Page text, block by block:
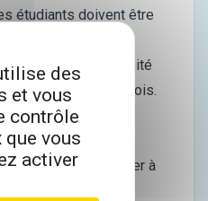
étudiants doivent être
dans une université
de 800€ par mois.
mois
par mois
doit s’engager à
sur le territoire, un
des
et vous
contrôle
que vous
activer